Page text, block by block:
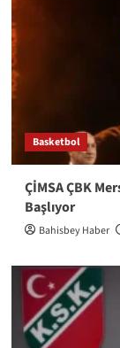
Basketbol
ÇİMSA ÇBK
Başlıyor
Bahisbey Haber